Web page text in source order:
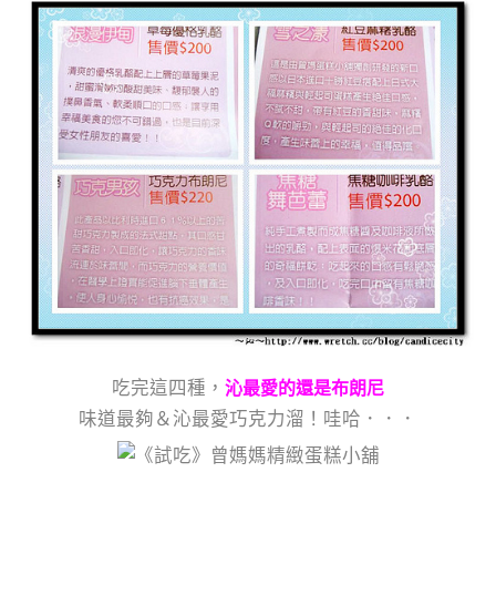
吃完這四種， 沁最愛的還是布朗尼
味道最夠＆沁最愛巧克力溜！哇哈．．．